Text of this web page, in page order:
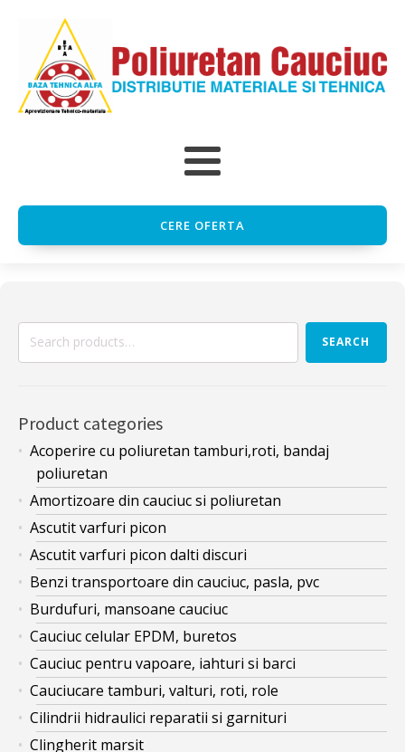
CERE OFERTA
Search
SEARCH
Product categories
Acoperire cu poliuretan tamburi,roti, bandaj
poliuretan
Amortizoare din cauciuc si poliuretan
Ascutit varfuri picon
Ascutit varfuri picon dalti discuri
Benzi transportoare din cauciuc, pasla, pvc
Burdufuri, mansoane cauciuc
Cauciuc celular EPDM, buretos
Cauciuc pentru vapoare, iahturi si barci
Cauciucare tamburi, valturi, roti, role
Cilindrii hidraulici reparatii si garnituri
Clingherit marsit